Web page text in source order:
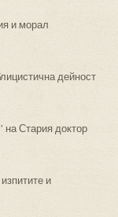
и морал
дейност
Стария доктор
и